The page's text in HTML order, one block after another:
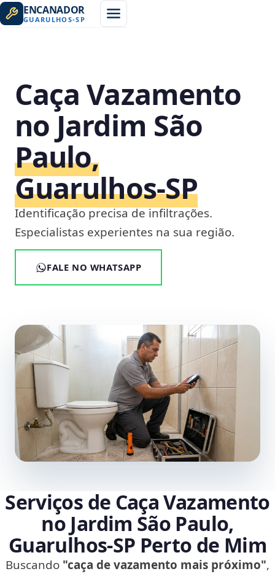
ENCANADOR
GUARULHOS-SP
Caça Vazamento
no Jardim São
Paulo,
Guarulhos‑SP
Identificação precisa de infiltrações.
Especialistas experientes na sua região.
FALE NO WHATSAPP
Serviços de Caça Vazamento
no Jardim São Paulo,
Guarulhos‑SP Perto de Mim
Buscando "caça de vazamento mais próximo",